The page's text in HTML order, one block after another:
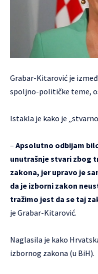
Grabar-Kitarović je
spoljno-političke teme,
Istakla je kako je
– Apsolutno odbijam
unutrašnje stvari zbog
zakona, jer upravo je
da je izborni zakon
tražimo jest da se taj
je Grabar-Kitarović.
Naglasila je kako
izbornog zakona (u BiH).